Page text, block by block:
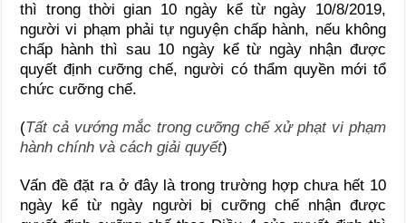
thì trong thời gian 10 ngày kể từ ngày 10/8/2019,
người vi phạm phải tự nguyện chấp hành, nếu không
chấp hành thì sau 10 ngày kể từ ngày nhận được
quyết định cưỡng chế, người có thẩm quyền mới tổ
chức cưỡng chế.
(Tất cả vướng mắc trong cưỡng chế xử phạt vi phạm
hành chính và cách giải quyết)
Vấn đề đặt ra ở đây là trong trường hợp chưa hết 10
ngày kể từ ngày người bị cưỡng chế nhận được